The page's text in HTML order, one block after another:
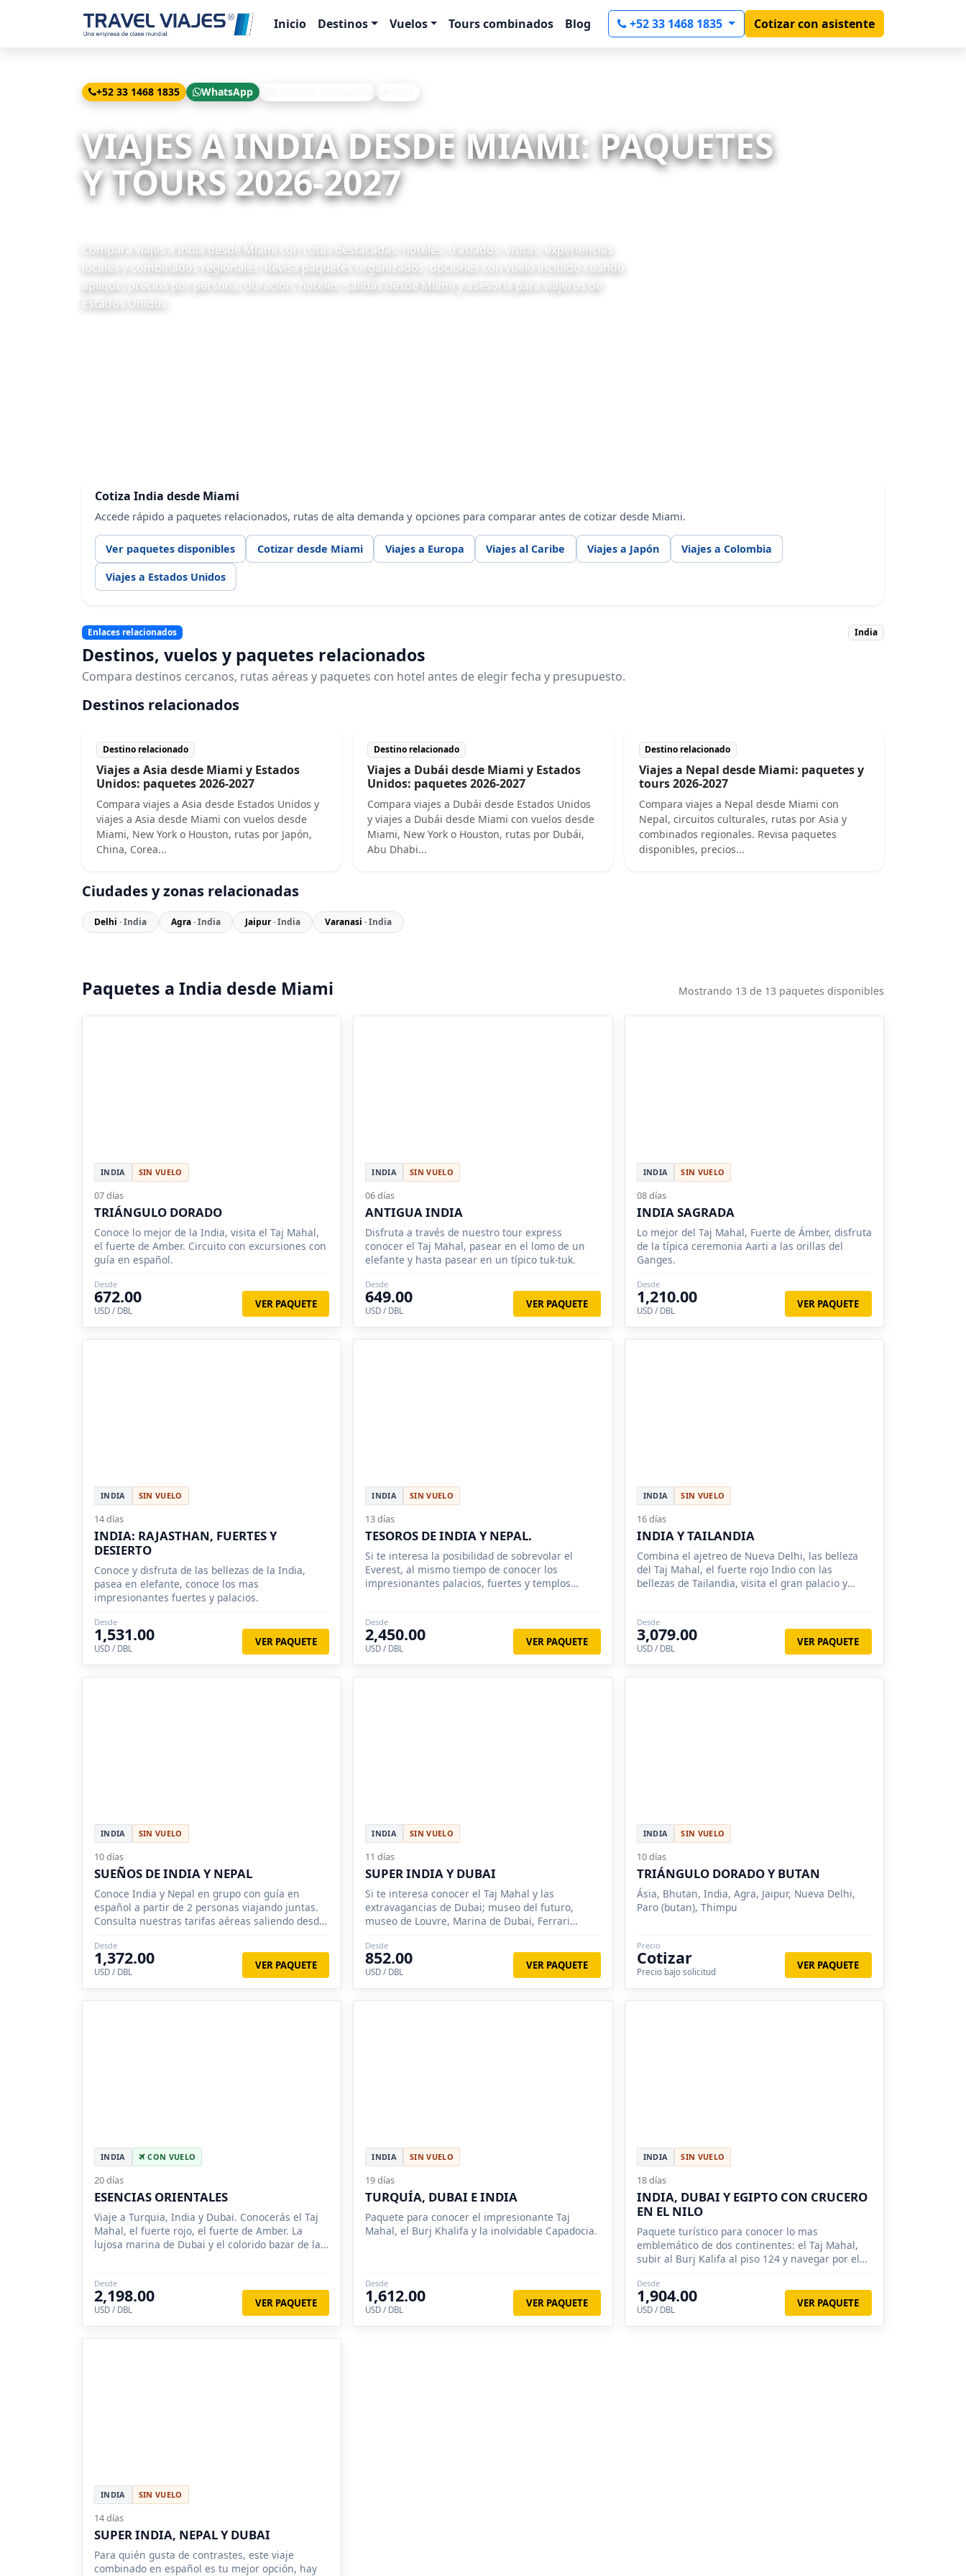
Inicio Destinos Vuelos Tours combinados Blog +52 33 1468 1835 Cotizar con asistente
+52 33 1468 1835 WhatsApp
VIAJES A INDIA DESDE MIAMI: PAQUETES
Y TOURS 2026-2027
Compara viajes a India desde Miami con rutas destacadas, hoteles, traslados, visitas, experiencias
locales y combinados regionales. Revisa paquetes organizados, opciones con vuelo incluido cuando
aplique, precios por persona, duración, hoteles, salidas desde Miami y asesoría para viajeros de
Estados Unidos.
Cotiza India desde Miami
Accede rápido a paquetes relacionados, rutas de alta demanda y opciones para comparar antes de cotizar desde Miami.
Ver paquetes disponibles Cotizar desde Miami Viajes a Europa Viajes al Caribe Viajes a Japón Viajes a Colombia
Viajes a Estados Unidos
Enlaces relacionados
Destinos, vuelos y paquetes relacionados
Compara destinos cercanos, rutas aéreas y paquetes con hotel antes de elegir fecha y presupuesto.
India
Destinos relacionados
Destino relacionado
Viajes a Asia desde Miami y Estados
Unidos: paquetes 2026-2027
Compara viajes a Asia desde Estados Unidos y
viajes a Asia desde Miami con vuelos desde
Miami, New York o Houston, rutas por Japón,
China, Corea...
Destino relacionado
Viajes a Dubái desde Miami y Estados
Unidos: paquetes 2026-2027
Compara viajes a Dubái desde Estados Unidos
y viajes a Dubái desde Miami con vuelos desde
Miami, New York o Houston, rutas por Dubái,
Abu Dhabi...
Destino relacionado
Viajes a Nepal desde Miami: paquetes y
tours 2026-2027
Compara viajes a Nepal desde Miami con
Nepal, circuitos culturales, rutas por Asia y
combinados regionales. Revisa paquetes
disponibles, precios...
Ciudades y zonas relacionadas
Delhi · India Agra· India Jaipur· India Varanasi · India
Paquetes a India desde Miami Mostrando 13 de 13 paquetes disponibles
INDIA SIN VUELO
07 días
TRIÁNGULO DORADO
Conoce lo mejor de la India, visita el Taj Mahal,
el fuerte de Amber. Circuito con excursiones con
guía en español.
Desde
672.00
USD / DBL
VER PAQUETE
INDIA SIN VUELO
06 días
ANTIGUA INDIA
Disfruta a través de nuestro tour express
conocer el Taj Mahal, pasear en el lomo de un
elefante y hasta pasear en un típico tuk-tuk.
Desde
649.00
USD / DBL
VER PAQUETE
INDIA SIN VUELO
08 días
INDIA SAGRADA
Lo mejor del Taj Mahal, Fuerte de Ámber, disfruta
de la típica ceremonia Aarti a las orillas del
Ganges.
Desde
1,210.00
USD / DBL
VER PAQUETE
INDIA SIN VUELO
14 días
INDIA: RAJASTHAN, FUERTES Y
DESIERTO
Conoce y disfruta de las bellezas de la India,
pasea en elefante, conoce los mas
impresionantes fuertes y palacios.
Desde
1,531.00
USD / DBL
VER PAQUETE
INDIA SIN VUELO
13 días
TESOROS DE INDIA Y NEPAL.
Si te interesa la posibilidad de sobrevolar el
Everest, al mismo tiempo de conocer los
impresionantes palacios, fuertes y templos
Desde
2,450.00
USD / DBL
VER PAQUETE
INDIA SIN VUELO
16 días
INDIA Y TAILANDIA
Combina el ajetreo de Nueva Delhi, las belleza
del Taj Mahal, el fuerte rojo Indio con las
bellezas de Tailandia, visita el gran palacio y
Desde
3,079.00
USD / DBL
VER PAQUETE
INDIA SIN VUELO
10 días
SUEÑOS DE INDIA Y NEPAL
Conoce India y Nepal en grupo con guía en
español a partir de 2 personas viajando juntas.
Consulta nuestras tarifas aéreas saliendo desde
Desde
1,372.00
USD / DBL
VER PAQUETE
INDIA SIN VUELO
11 días
SUPER INDIA Y DUBAI
Si te interesa conocer el Taj Mahal y las
extravagancias de Dubai; museo del futuro,
museo de Louvre, Marina de Dubai, Ferrari
Desde
852.00
USD / DBL
VER PAQUETE
INDIA SIN VUELO
10 días
TRIÁNGULO DORADO Y BUTAN
Ásia, Bhutan, India, Agra, Jaipur, Nueva Delhi,
Paro (butan), Thimpu
Precio
Cotizar
Precio bajo solicitud
VER PAQUETE
INDIA CON VUELO
20 días
ESENCIAS ORIENTALES
Viaje a Turquia, India y Dubai. Conocerás el Taj
Mahal, el fuerte rojo, el fuerte de Amber. La
lujosa marina de Dubai y el colorido bazar de las
Desde
2,198.00
USD / DBL
VER PAQUETE
INDIA SIN VUELO
19 días
TURQUÍA, DUBAI E INDIA
Paquete para conocer el impresionante Taj
Mahal, el Burj Khalifa y la inolvidable Capadocia.
Desde
1,612.00
USD / DBL
VER PAQUETE
INDIA SIN VUELO
18 días
INDIA, DUBAI Y EGIPTO CON CRUCERO
EN EL NILO
Paquete turístico para conocer lo mas
emblemático de dos continentes: el Taj Mahal,
subir al Burj Kalifa al piso 124 y navegar por el
Desde
1,904.00
USD / DBL
VER PAQUETE
INDIA SIN VUELO
14 días
SUPER INDIA, NEPAL Y DUBAI
Para quién gusta de contrastes, este viaje
combinado en español es tu mejor opción, hay